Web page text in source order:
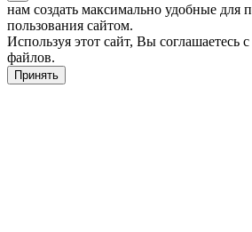
нам создать максимально удобные для
пользования сайтом.
Используя этот сайт, Вы соглашаетесь
файлов.
Принять